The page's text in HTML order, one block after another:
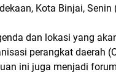
Kota Binjai,
dan lokasi yang
perangkat daerah
ini juga menjadi